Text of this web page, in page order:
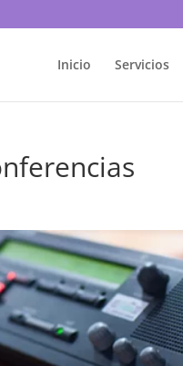
Inicio Servicios